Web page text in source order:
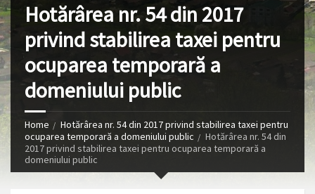
Hotărârea nr. 54 din 2017
privind stabilirea taxei pentru
ocuparea temporară a
domeniului public
Home
Hotărârea nr. 54 din 2017 privind stabilirea taxei pentru
ocuparea temporară a domeniului public
Hotărârea nr. 54 din
2017 privind stabilirea taxei pentru ocuparea temporară a
domeniului public